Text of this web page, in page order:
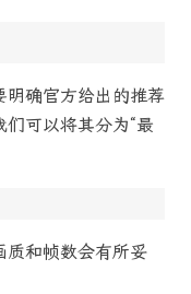
明确官方给出的推荐
可以将其分为“最
质和帧数会有所妥